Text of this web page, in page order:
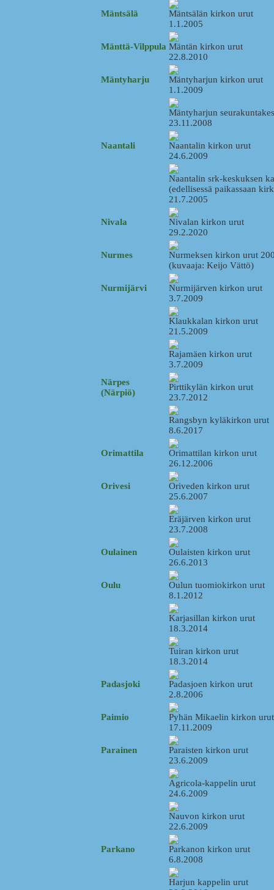
Mäntsälä
Mäntsälän kirkon urut
1.1.2005
Mänttä-Vilppula Mäntän kirkon urut
22.8.2010
Mäntyharju
Mäntyharjun kirkon urut
1.1.2009
Mäntyharjun
23.11.2008
Naantali
Naantalin kirkon urut
24.6.2009
Naantalin srk-keskuksen
(edellisessä paikassaan
21.7.2005
Nivala
Nivalan kirkon urut
29.2.2020
Nurmes
Nurmeksen kirkon urut
(kuvaaja: Keijo Vättö)
Nurmijärvi
Nurmijärven kirkon urut
3.7.2009
Klaukkalan kirkon urut
21.5.2009
Rajamäen kirkon urut
3.7.2009
Närpes
(Närpiö)
Pirttikylän kirkon urut
23.7.2012
Rangsbyn kyläkirkon urut
8.6.2017
Orimattila
Orimattilan kirkon urut
26.12.2006
Orivesi
Oriveden kirkon urut
25.6.2007
Eräjärven kirkon urut
23.7.2008
Oulainen
Oulaisten kirkon urut
26.6.2013
Oulu
Oulun tuomiokirkon urut
8.1.2012
Karjasillan kirkon urut
18.3.2014
Tuiran kirkon urut
18.3.2014
Padasjoki
Padasjoen kirkon urut
2.8.2006
Paimio
Pyhän Mikaelin kirkon urut
17.11.2009
Parainen
Paraisten kirkon urut
23.6.2009
Agricola-kappelin urut
24.6.2009
Nauvon kirkon urut
22.6.2009
Parkano
Parkanon kirkon urut
6.8.2008
Harjun kappelin urut